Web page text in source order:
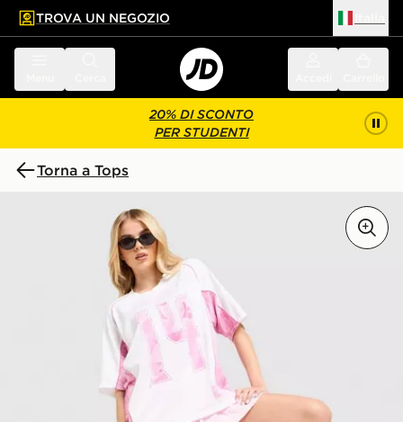
principale
a fondo pagina
TROVA UN NEGOZIO
20% DI SCONTO
PER STUDENTI
Torna a Tops